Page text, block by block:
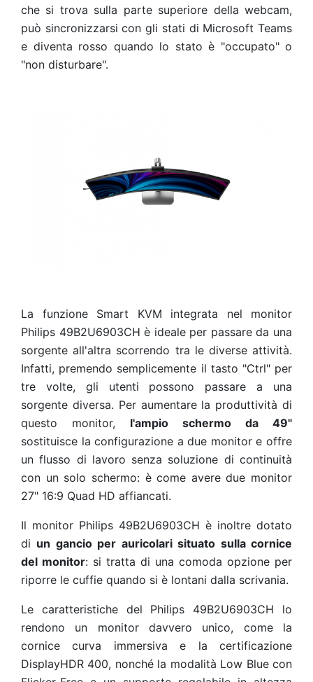
che si trova sulla parte superiore della webcam,
può sincronizzarsi con gli stati di Microsoft Teams
e diventa rosso quando lo stato è "occupato" o
"non disturbare".
La funzione Smart KVM integrata nel monitor
Philips 49B2U6903CH è ideale per passare da una
sorgente all'altra scorrendo tra le diverse attività.
Infatti, premendo semplicemente il tasto "Ctrl" per
tre volte, gli utenti possono passare a una
sorgente diversa. Per aumentare la produttività di
questo monitor, l'ampio schermo da 49"
sostituisce la configurazione a due monitor e offre
un flusso di lavoro senza soluzione di continuità
con un solo schermo: è come avere due monitor
27" 16:9 Quad HD affiancati.
Il monitor Philips 49B2U6903CH è inoltre dotato
di un gancio per auricolari situato sulla cornice
del monitor: si tratta di una comoda opzione per
riporre le cuffie quando si è lontani dalla scrivania.
Le caratteristiche del Philips 49B2U6903CH lo
rendono un monitor davvero unico, come la
cornice curva immersiva e la certificazione
DisplayHDR 400, nonché la modalità Low Blue con